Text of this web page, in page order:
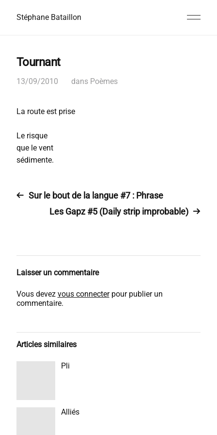
Stéphane Bataillon
Tournant
13/09/2010 dans Poèmes
La route est prise
Le risque
que le vent
sédimente.
Sur le bout de la langue #7 : Phrase
Les Gapz #5 (Daily strip improbable)
Laisser un commentaire
Vous devez vous connecterpour publier un
commentaire.
Articles similaires
Pli
Alliés